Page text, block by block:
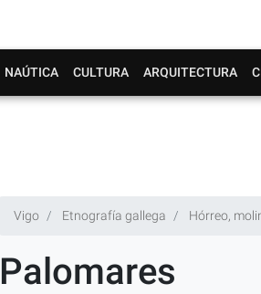
NAÚTICA CULTURA ARQUITECTURA
Vigo Etnografía gallega Hórreo,
Palomares